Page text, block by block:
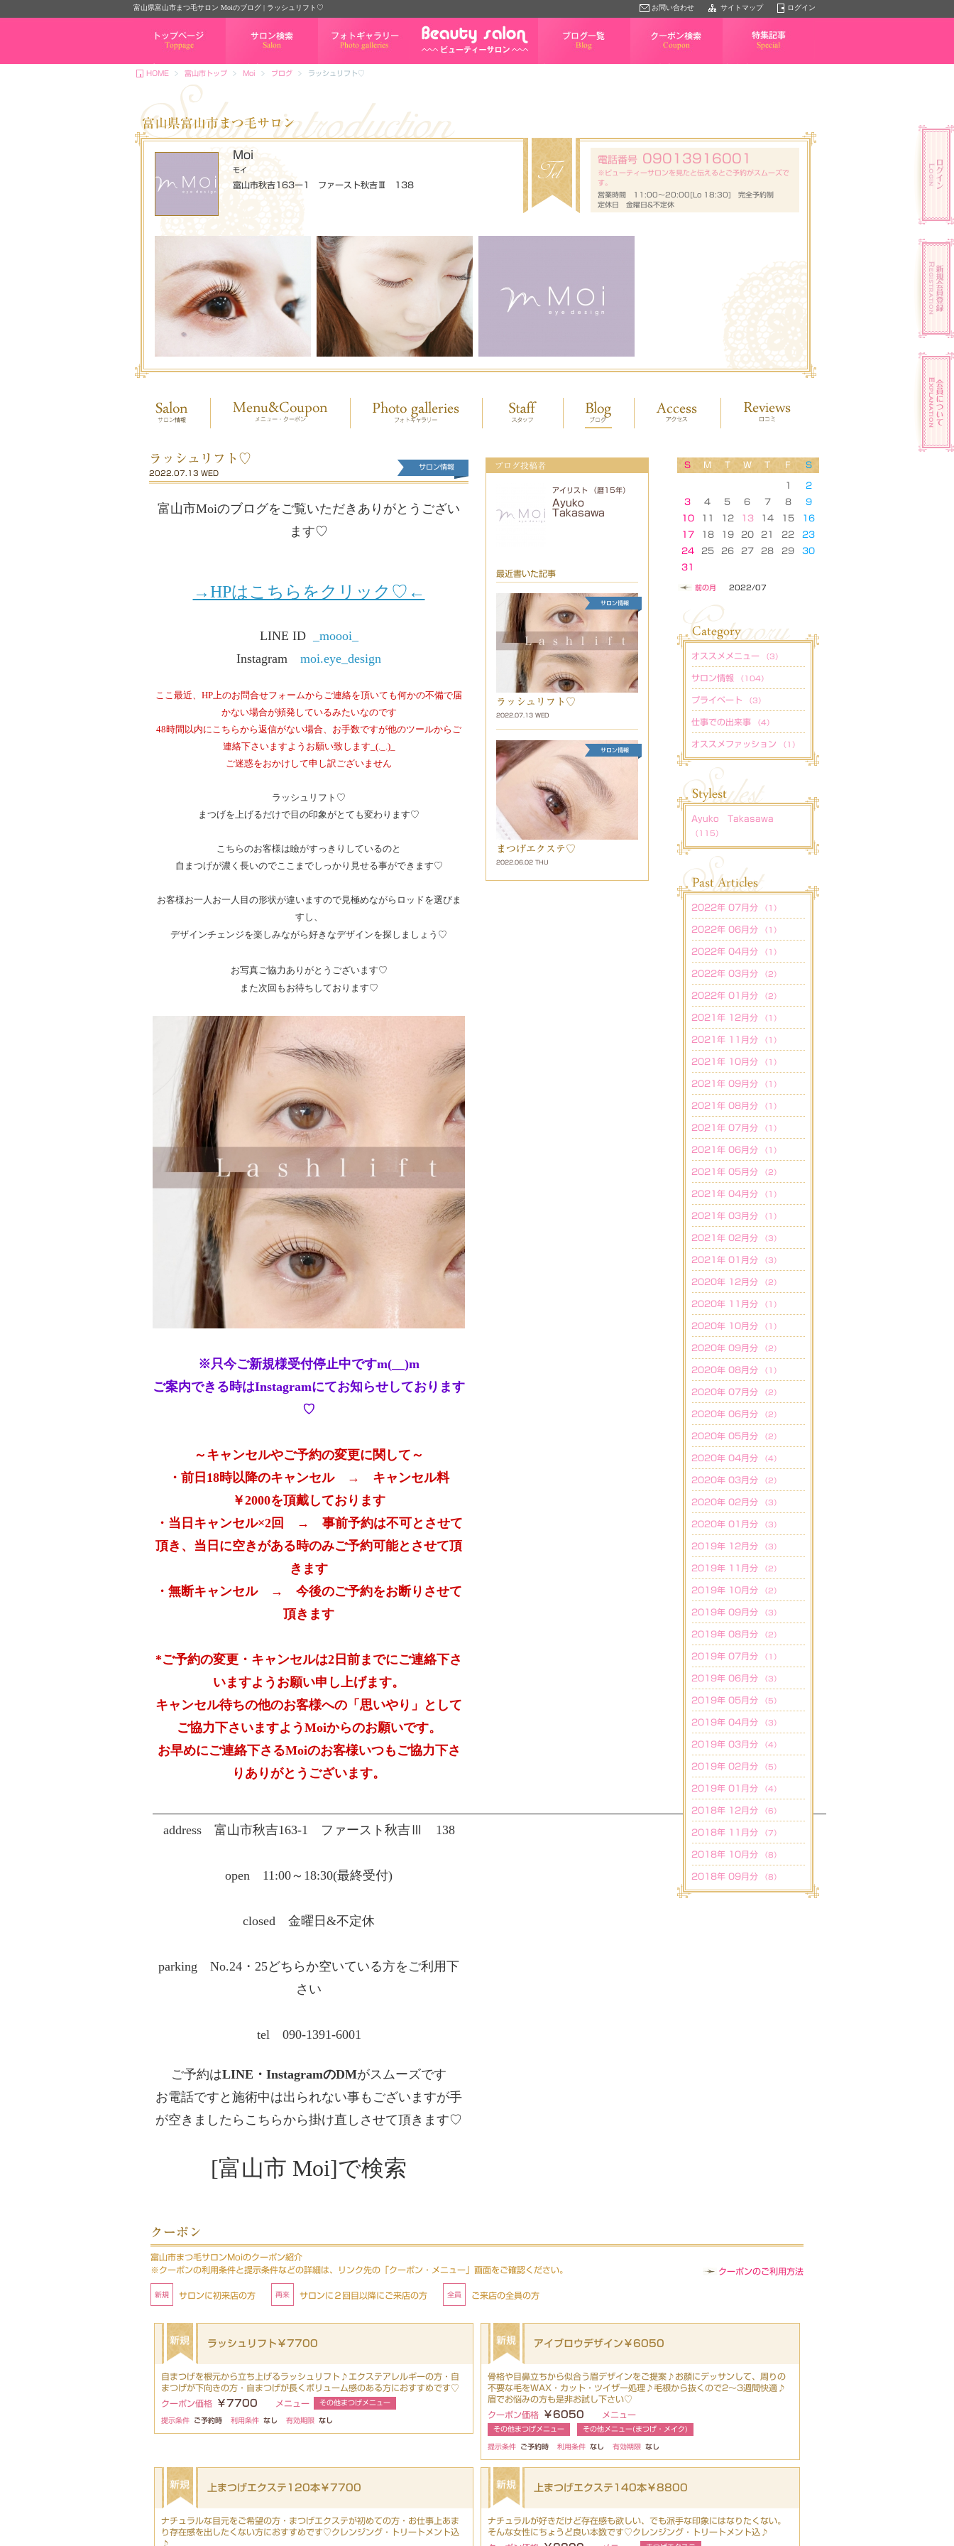
富山県富山市まつ毛サロン Moiのブログ | ラッシュリフト♡ ログイン
サイトマップ
お問い合わせ
HOME 富山市トップ Moi ブログ ラッシュリフト♡
富山県富山市まつ毛サロン
Moi
モイ
富山市秋吉163ー1 ファースト秋吉Ⅲ 138
電話番号 09013916001
※ビューティーサロンを見たと伝えるとご予約がスムーズで
す。
営業時間 11:00～20:00[Lo 18:30] 完全予約制
定休日 金曜日&不定休
ラッシュリフト♡
2022.07.13 WED
サロン情報
富山市Moiのブログをご覧いただきありがとうござい
ます♡
→HPはこちらをクリック♡←
LINE ID
_moooi_
Instagram moi.eye_design
ここ最近、HP上のお問合せフォームからご連絡を頂いても何かの不備で届
かない場合が頻発しているみたいなのです
48時間以内にこちらから返信がない場合、お手数ですが他のツールからご
連絡下さいますようお願い致します_(._.)_
ご迷惑をおかけして申し訳ございません
ラッシュリフト♡
まつげを上げるだけで目の印象がとても変わります♡
こちらのお客様は瞼がすっきりしているのと
自まつげが濃く長いのでここまでしっかり見せる事ができます♡
お客様お一人お一人目の形状が違いますので見極めながらロッドを選びま
すし、
デザインチェンジを楽しみながら好きなデザインを探しましょう♡
お写真ご協力ありがとうございます♡
また次回もお待ちしております♡
※只今ご新規様受付停止中ですm(__)m
ご案内できる時はInstagramにてお知らせしております
♡
～キャンセルやご予約の変更に関して～
・前日18時以降のキャンセル → キャンセル料
￥2000を頂戴しております
・当日キャンセル×2回 → 事前予約は不可とさせて
頂き、当日に空きがある時のみご予約可能とさせて頂
きます
・無断キャンセル → 今後のご予約をお断りさせて
頂きます
*ご予約の変更・キャンセルは2日前までにご連絡下さ
いますようお願い申し上げます。
キャンセル待ちの他のお客様への「思いやり」として
ご協力下さいますようMoiからのお願いです。
お早めにご連絡下さるMoiのお客様いつもご協力下さ
りありがとうございます。
address 富山市秋吉163-1 ファースト秋吉Ⅲ 138
open 11:00～18:30(最終受付)
closed 金曜日&不定休
parking No.24・ 25どちらか空いている方をご利用下
さい
tel 090-1391-6001
ご予約はLINE・InstagramのDMがスムーズです
お電話ですと施術中は出られない事もございますが手
が空きましたらこちらから掛け直しさせて頂きます♡
[富山市 Moi]で検索
ブログ投稿者
アイリスト （暦15年）
Ayuko
Takasawa
最近書いた記事
サロン情報
ラッシュリフト♡
2022.07.13 WED
サロン情報
まつげエクステ♡
2022.06.02 THU
前の月 2022/07
S M T W T F S
1
2
3
4 5 6 7 8
9
10
11 12 13 14 15
16
17
18 19 20 21 22
23
24
25 26 27 28 29
30
31
オススメメニュー （3）
サロン情報 （104）
プライベート （3）
仕事での出来事 （4）
オススメファッション （1）
Ayuko Takasawa
（115）
2022年 07月分 （1）
2022年 06月分 （1）
2022年 04月分 （1）
2022年 03月分 （2）
2022年 01月分 （2）
2021年 12月分 （1）
2021年 11月分 （1）
2021年 10月分 （1）
2021年 09月分 （1）
2021年 08月分 （1）
2021年 07月分 （1）
2021年 06月分 （1）
2021年 05月分 （2）
2021年 04月分 （1）
2021年 03月分 （1）
2021年 02月分 （3）
2021年 01月分 （3）
2020年 12月分 （2）
2020年 11月分 （1）
2020年 10月分 （1）
2020年 09月分 （2）
2020年 08月分 （1）
2020年 07月分 （2）
2020年 06月分 （2）
2020年 05月分 （2）
2020年 04月分 （4）
2020年 03月分 （2）
2020年 02月分 （3）
2020年 01月分 （3）
2019年 12月分 （3）
2019年 11月分 （2）
2019年 10月分 （2）
2019年 09月分 （3）
2019年 08月分 （2）
2019年 07月分 （1）
2019年 06月分 （3）
2019年 05月分 （5）
2019年 04月分 （3）
2019年 03月分 （4）
2019年 02月分 （5）
2019年 01月分 （4）
2018年 12月分 （6）
2018年 11月分 （7）
2018年 10月分 （8）
2018年 09月分 （8）
クーポン
富山市まつ毛サロンMoiのクーポン紹介
※クーポンの利用条件と提示条件などの詳細は、リンク先の「クーポン・メニュー」画面をご確認ください。
クーポンのご利用方法
サロンに初来店の方 サロンに２回目以降にご来店の方 ご来店の全員の方
ラッシュリフト￥7700
自まつげを根元から立ち上げるラッシュリフト♪エクステアレルギーの方・自
まつげが下向きの方・自まつげが長くボリューム感のある方におすすめです♡
クーポン価格
￥7700 メニュー その他まつげメニュー
提示条件 ご予約時 利用条件 なし 有効期限 なし
アイブロウデザイン￥6050
骨格や目鼻立ちから似合う眉デザインをご提案♪お顔にデッサンして、周りの
不要な毛をWAX・カット・ツイザー処理♪毛根から抜くので2～3週間快適♪
眉でお悩みの方も是非お試し下さい♡
クーポン価格
￥6050 メニュー
その他まつげメニュー その他メニュー(まつげ・メイク)
提示条件 ご予約時 利用条件 なし 有効期限 なし
上まつげエクステ120本￥7700
ナチュラルな目元をご希望の方・まつげエクステが初めての方・お仕事上あま
り存在感を出したくない方におすすめです♡クレンジング・トリートメント込
♪
上まつげエクステ140本￥8800
ナチュラルが好きだけど存在感も欲しい、でも派手な印象にはなりたくない。
そんな女性にちょうど良い本数です♡クレンジング・トリートメント込♪